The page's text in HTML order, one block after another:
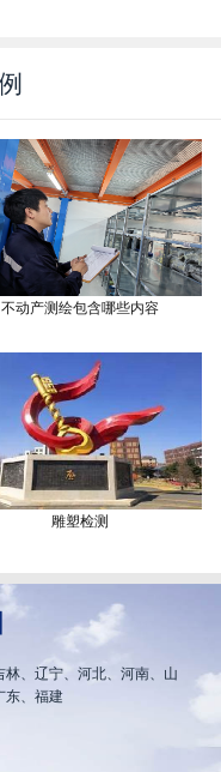
不动产测绘包含哪些内容
雕塑检测
、辽宁、河北、河南、山
东、福建